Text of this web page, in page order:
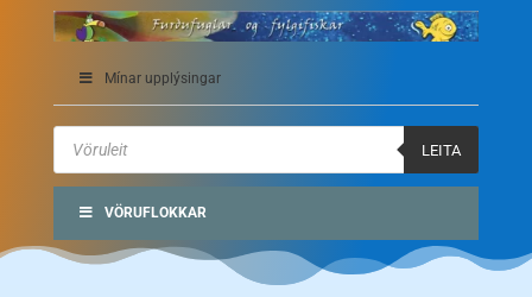
Mínar upplýsingar
Products
search
LEITA
VÖRUFLOKKAR